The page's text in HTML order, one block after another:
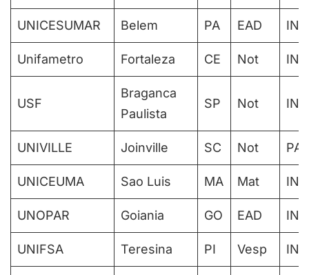
UNICESUMAR Belem PA EAD
Unifametro Fortaleza CE Not
USF
Braganca
Paulista
SP Not
UNIVILLE Joinville SC Not
UNICEUMA Sao Luis MA Mat
UNOPAR Goiania GO EAD
UNIFSA Teresina PI Vesp